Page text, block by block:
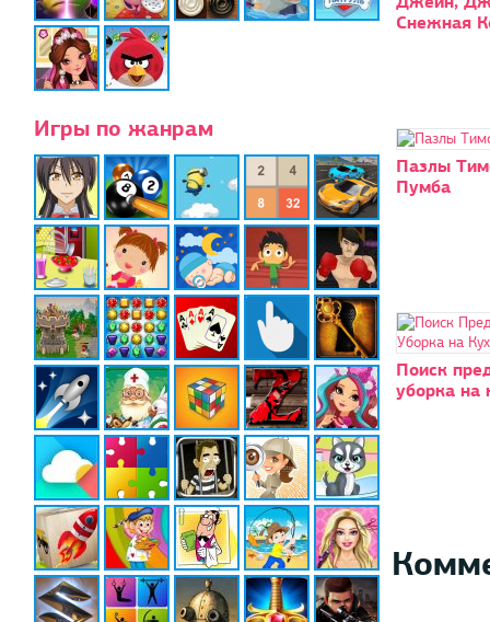
Игры по жанрам
Снежная
Пазлы
Пумба
Поиск
уборка на